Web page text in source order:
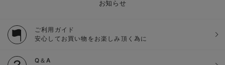
お知らせ
ご利用ガイド
安心してお買い物をお楽しみ頂く為に
Q＆A